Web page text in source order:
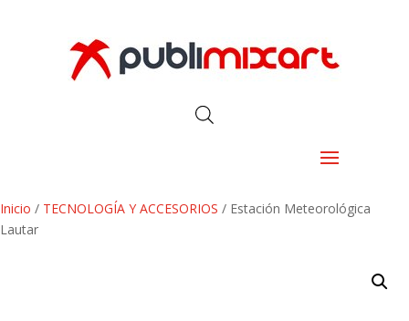
Inicio / TECNOLOGÍA Y ACCESORIOS / Estación Meteorológica
Lautar